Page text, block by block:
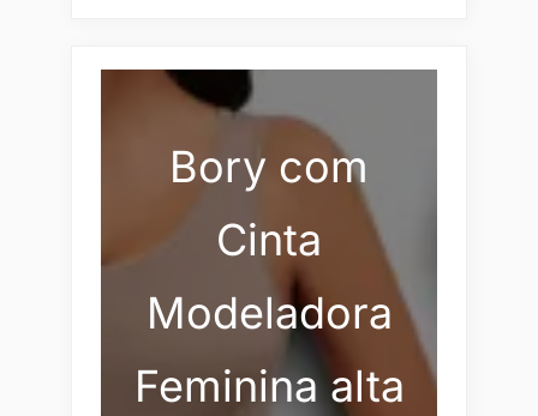
Bory com
Cinta
Modeladora
Feminina alta